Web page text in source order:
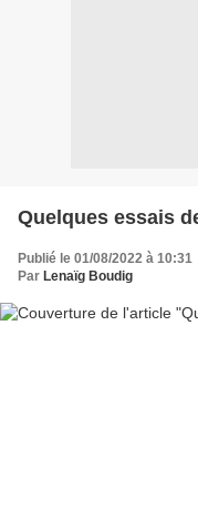
Quelques essais
Publié le 01/08/2022 à 10:31
Par Lenaïg Boudig